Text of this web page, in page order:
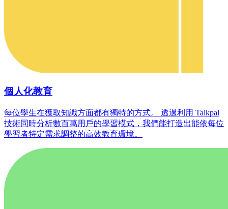
個人化教育
每位學生在獲取知識方面都有獨特的方式。 透過利用 Talkpal
技術同時分析數百萬用戶的學習模式，我們能打造出能依每位
學習者特定需求調整的高效教育環境。